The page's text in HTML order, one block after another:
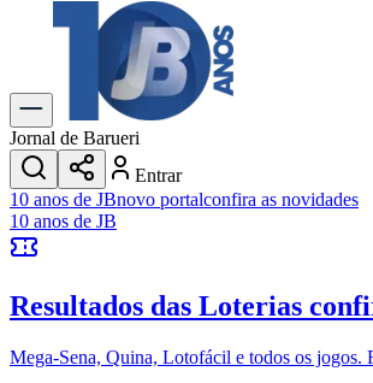
Explore Tudo
Últimas Notícias
Previsão do Tempo
Trânsito e Rotas
Dia a Dia & Lazer
Transportes
Gastronomia
Cinema & Shows
JogosNovo
Anuncie no Portal
Cadastrar Empresa
Divulgar Vagas Novo
Publicidade Legal
Jornal de Barueri
Entrar
10 anos de JBnovo portalconfira as novidades
10 anos de JB
Resultados das Loterias
Mega-Sena, Quina, Lotofácil e todos os jogos.